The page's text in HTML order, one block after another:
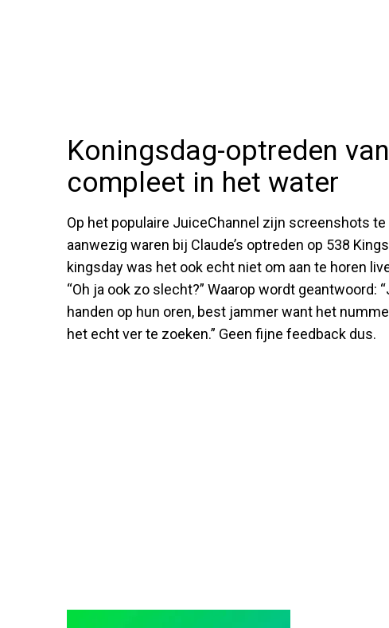
Koningsdag-optreden
compleet in het water
Op het populaire JuiceChannel zijn screenshots te
aanwezig waren bij Claude’s optreden op 538
kingsday was het ook echt niet om aan te horen
“Oh ja ook zo slecht?” Waarop wordt geantwoord:
handen op hun oren, best jammer want het
het echt ver te zoeken.” Geen fijne feedback dus.